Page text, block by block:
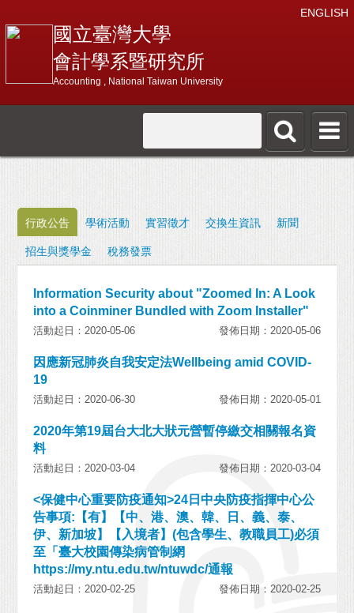
ENGLISH
國立臺灣大學
會計學系暨研究所
Accounting , National Taiwan University
行政公告 學術活動 實習徵才 交換生資訊
新聞
招生與獎學金
稅務發票
Information Security about "Zoomed In: A Look
into a Coinminer Bundled with Zoom Installer"
活動起日：2020-05-06 發佈日期：2020-05-06
因應新冠肺炎自我安定法Wellbeing amid COVID-
19
活動起日：2020-06-30 發佈日期：2020-05-01
2020年第19屆台大北大狀元營暫停繳交相關報名資
料
活動起日：2020-03-04 發佈日期：2020-03-04
<保健中心重要防疫通知>24日中央防疫指揮中心公
告事項:【有】【中、港、澳、韓、日、義、泰、
伊、新加坡】【入境者】(包含學生、教職員工)必須
至「臺大校園傳染病管制網
https://my.ntu.edu.tw/ntuwdc/通報
活動起日：2020-02-25 發佈日期：2020-02-25